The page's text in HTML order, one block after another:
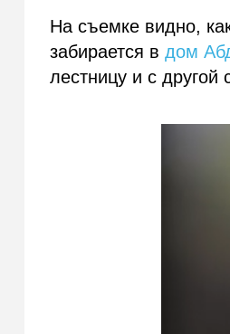
На съемке видно,
забирается вдом
лестницу и с другой